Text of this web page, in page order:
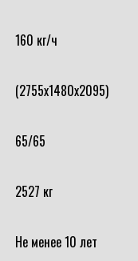
160 кг/ч
(2755х1480х2095)
65/65
2527 кг
Не менее 10 лет